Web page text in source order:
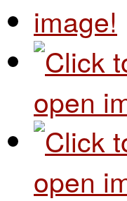
open
open